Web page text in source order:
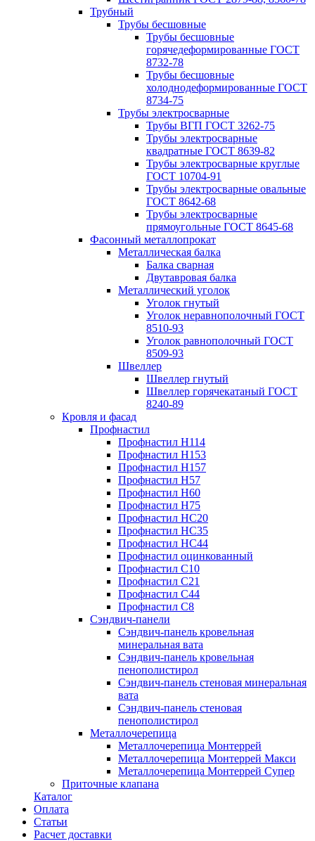
Трубный
Трубы бесшовные
Трубы бесшовные
горячедеформированные ГОСТ
8732-78
Трубы бесшовные
холоднодеформированные ГОСТ
8734-75
Трубы электросварные
Трубы ВГП ГОСТ 3262-75
Трубы электросварные
квадратные ГОСТ 8639-82
Трубы электросварные круглые
ГОСТ 10704-91
Трубы электросварные овальные
ГОСТ 8642-68
Трубы электросварные
прямоугольные ГОСТ 8645-68
Фасонный металлопрокат
Металлическая балка
Балка сварная
Двутавровая балка
Металлический уголок
Уголок гнутый
Уголок неравнополочный ГОСТ
8510-93
Уголок равнополочный ГОСТ
8509-93
Швеллер
Швеллер гнутый
Швеллер горячекатаный ГОСТ
8240-89
Кровля и фасад
Профнастил
Профнастил Н114
Профнастил Н153
Профнастил Н157
Профнастил Н57
Профнастил Н60
Профнастил Н75
Профнастил НС20
Профнастил НС35
Профнастил НС44
Профнастил оцинкованный
Профнастил С10
Профнастил С21
Профнастил С44
Профнастил С8
Сэндвич-панели
Сэндвич-панель кровельная
минеральная вата
Сэндвич-панель кровельная
пенополистирол
Сэндвич-панель стеновая минеральная
вата
Сэндвич-панель стеновая
пенополистирол
Металлочерепица
Металлочерепица Монтеррей
Металлочерепица Монтеррей Макси
Металлочерепица Монтеррей Супер
Приточные клапана
Каталог
Оплата
Статьи
Расчет доставки